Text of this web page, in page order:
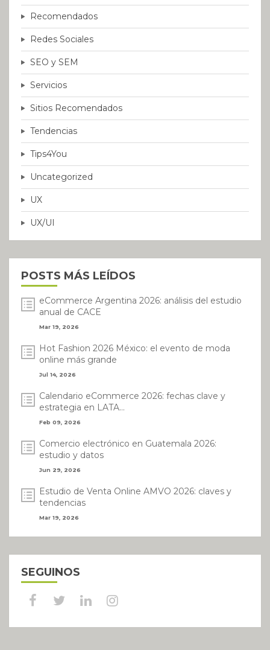
Recomendados
Redes Sociales
SEO y SEM
Servicios
Sitios Recomendados
Tendencias
Tips4You
Uncategorized
UX
UX/UI
POSTS MÁS LEÍDOS
eCommerce Argentina 2026: análisis del estudio
anual de CACE
Mar 19, 2026
Hot Fashion 2026 México: el evento de moda
online más grande
Jul 14, 2026
Calendario eCommerce 2026: fechas clave y
estrategia en LATA...
Feb 09, 2026
Comercio electrónico en Guatemala 2026:
estudio y datos
Jun 29, 2026
Estudio de Venta Online AMVO 2026: claves y
tendencias
Mar 19, 2026
SEGUINOS